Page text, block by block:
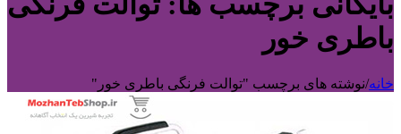
باطری خور
خانه/نوشته های برچسب "توالت فرنگی باطری خور"